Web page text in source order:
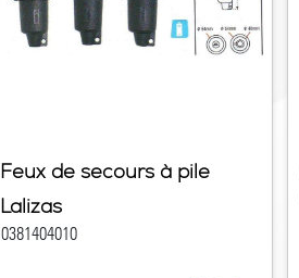
Feux de secours à pile
Lalizas
0381404010